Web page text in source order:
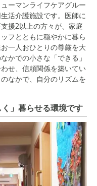
ーマンライフケアグルー
活介護施設です。医師に
援2以上の方々が、家庭
フとともに穏やかに暮ら
一人おひとりの尊厳を大
かでの小さな「できる」
せ、信頼関係を築いてい
なかで、自分のリズムを
」暮らせる環境です